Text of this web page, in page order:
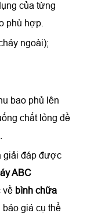
của từng
phù hợp.
ngoài);
bao phủ lên
chất lỏng đề
giải đáp được
ABC
về bình chữa
báo giá cụ thể